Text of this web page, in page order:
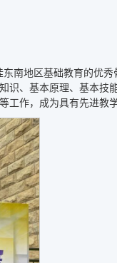
南地区基础教育的优
识、基本原理、基本技
作，成为具有先进教